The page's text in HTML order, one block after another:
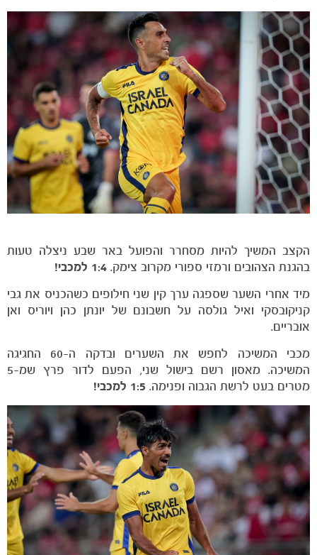
הקצב המשיך להיות מסחרר והפועל באר שבע ניצלה טעות
בהגנת הצהובים ורמזי ספורי מקרוב צימק. 1:4 למכבי!
מיד אחרי השער שספגה ערך קין שני חילופים כשהכניס את גבי
קניקובסקי ואיל גולסה על חשבונם של יונתן כהן ויוריס ואן
אובריים.
מכבי המשיכה לחפש את השערים ובדקה ה-60 החגיגה
המשיכה. מאסון רשם בישול שני, הפעם לדור פרץ שמ-5
מטרים בעט לרשת הגבוה ופנימה. 1:5 למכבי!